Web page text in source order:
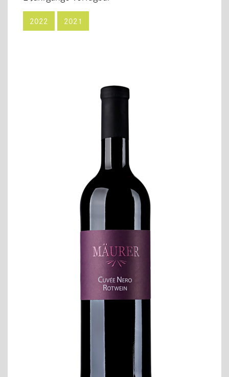
2022 2021